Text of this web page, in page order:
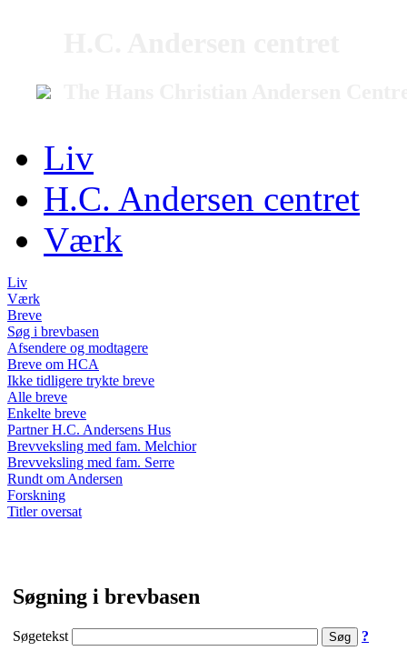
Liv
H.C. Andersen centret
Værk
Liv
Værk
Breve
Søg i brevbasen
Afsendere og modtagere
Breve om HCA
Ikke tidligere trykte breve
Alle breve
Enkelte breve
Partner H.C. Andersens Hus
Brevveksling med fam. Melchior
Brevveksling med fam. Serre
Rundt om Andersen
Forskning
Titler oversat
Søgning i brevbasen
Søgetekst ?